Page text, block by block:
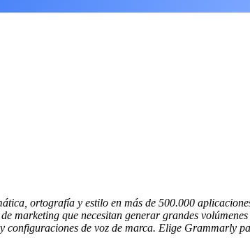
ortografía y estilo en más de 500.000
marketing que necesitan generar grandes
de voz de marca. Elige Grammarly